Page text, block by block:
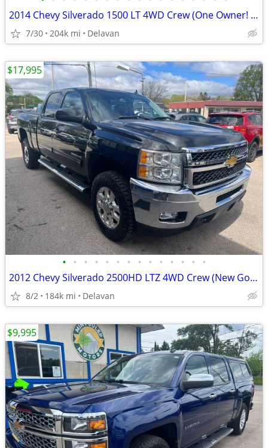
2014 Chevy Silverado 1500 LT 4WD Crew (One Owner! Goodyear Wranglers!)
7/30 204k mi Delavan
• • • • • • • • • • • • • •
2012 Chevy Silverado 2500HD LTZ 4WD Crew (New Goodyear Wranglers!)
8/2 184k mi Delavan
$17,995
$9,995